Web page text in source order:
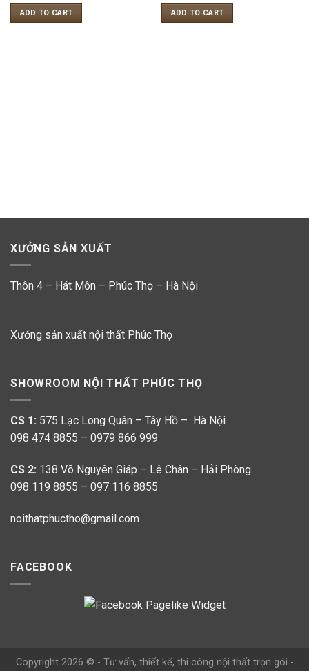
ADD TO CART ADD TO CART
XƯỞNG SẢN XUẤT
Thôn 4 – Hát Môn – Phúc Thọ – Hà Nội
Xưởng sản xuất nội thất Phúc Thọ
SHOWROOM NỘI THẤT PHÚC THỌ
CS 1: 575 Lạc Long Quân – Tây Hồ – Hà Nội
098 474 8855 – 0979 866 999
CS 2: 138 Võ Nguyên Giáp – Lê Chân – Hải Phòng
098 119 8855 – 097 116 8855
noithatphuctho@gmail.com
FACEBOOK
Copyright 2026 © - Tư vấn, thiết kế, thi công nội thất trọn gói -